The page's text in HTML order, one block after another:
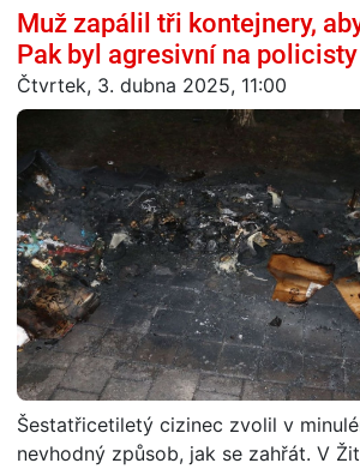
Muž zapálil tři kontejnery,
Pak byl agresivní na policisty
Čtvrtek, 3. dubna 2025, 11:00
Šestatřicetiletý cizinec zvolil v
nevhodný způsob, jak se zahřát. V